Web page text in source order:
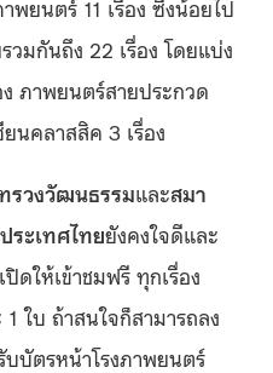
ยนตร์ 11 เรื่อง ซึ่งน้อยไป
มกันถึง 22 เรื่อง โดยแบ่ง
ภาพยนตร์สายประกวด
นคลาสสิค 3 เรื่อง
รวงวัฒนธรรมและสมา
ะเทศไทยยังคงใจดีและ
ดให้เข้าชมฟรี ทุกเรื่อง
ใบ ถ้าสนใจก็สามารถลง
บบัตรหน้าโรงภาพยนตร์